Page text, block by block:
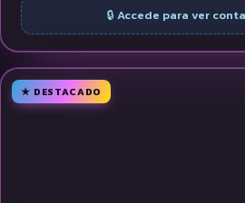
🔒 Accede para ver
★ DESTACADO